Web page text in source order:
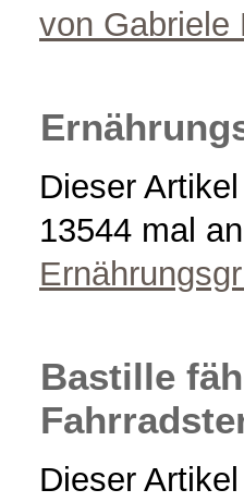
von Gabriele
Dieser
13544 mal
Bastille
Dieser